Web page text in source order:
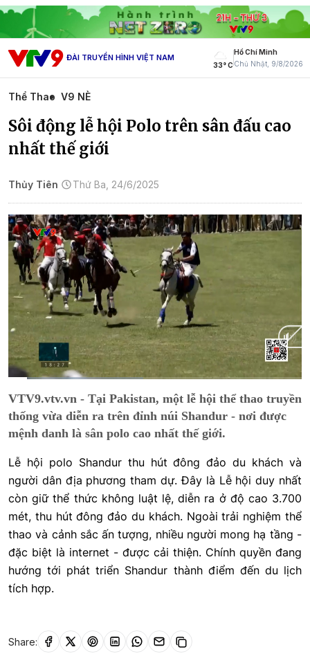
ĐÀI TRUYỀN HÌNH VIỆT NAM
33° C
Hồ Chí Minh
Chủ Nhật, 9/8/2026
Thể Thao V9 NÈ
Sôi động lễ hội Polo trên sân đấu cao
nhất thế giới
Thủy Tiên Thứ Ba, 24/6/2025
VTV9.vtv.vn - Tại Pakistan, một lễ hội thể thao truyền
thống vừa diễn ra trên đỉnh núi Shandur - nơi được
mệnh danh là sân polo cao nhất thế giới.
Lễ hội polo Shandur thu hút đông đảo du khách và
người dân địa phương tham dự. Đây là Lễ hội duy nhất
còn giữ thể thức không luật lệ, diễn ra ở độ cao 3.700
mét, thu hút đông đảo du khách. Ngoài trải nghiệm thể
thao và cảnh sắc ấn tượng, nhiều người mong hạ tầng -
đặc biệt là internet - được cải thiện. Chính quyền đang
hướng tới phát triển Shandur thành điểm đến du lịch
tích hợp.
Share: